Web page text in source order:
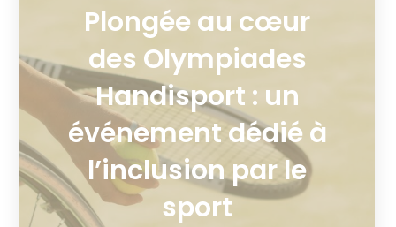
Plongée au cœur
des Olympiades
Handisport : un
événement dédié à
l’inclusion par le
sport